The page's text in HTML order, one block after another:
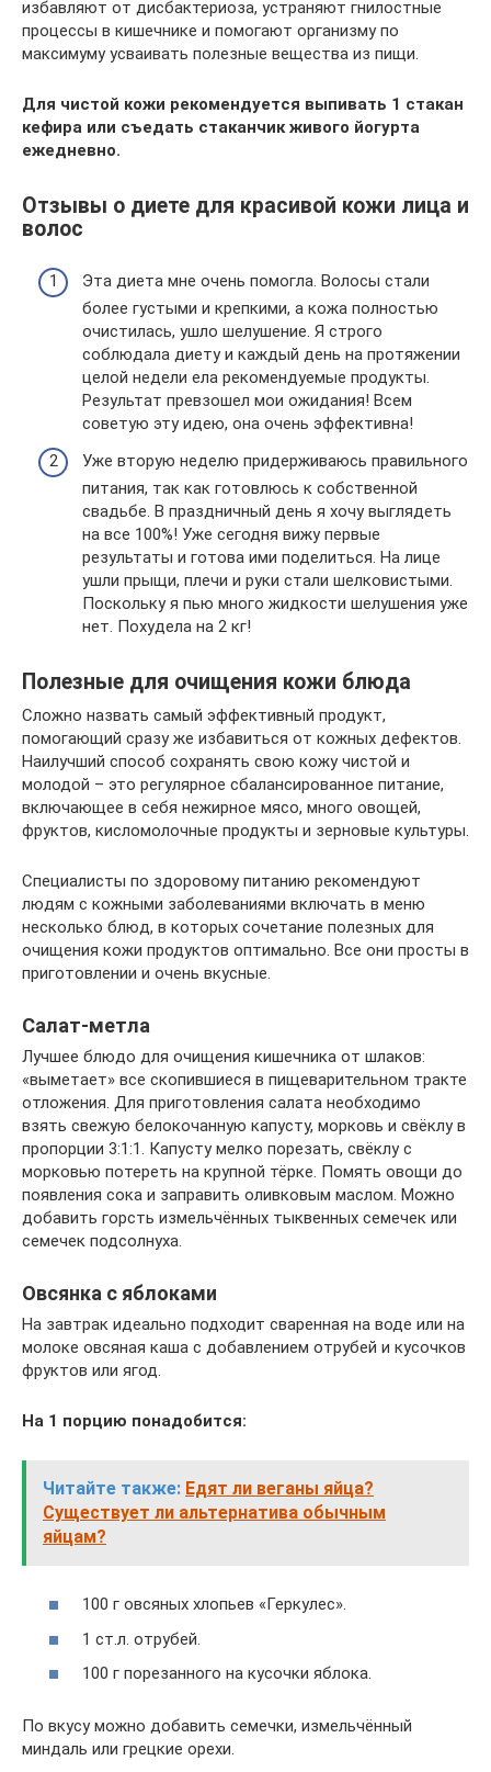
избавляют от дисбактериоза, устраняют гнилостные
процессы в кишечнике и помогают организму по
максимуму усваивать полезные вещества из пищи.
Для чистой кожи рекомендуется выпивать 1 стакан
кефира или съедать стаканчик живого йогурта
ежедневно.
Отзывы о диете для красивой кожи лица и
волос
Эта диета мне очень помогла. Волосы стали
более густыми и крепкими, а кожа полностью
очистилась, ушло шелушение. Я строго
соблюдала диету и каждый день на протяжении
целой недели ела рекомендуемые продукты.
Результат превзошел мои ожидания! Всем
советую эту идею, она очень эффективна!
Уже вторую неделю придерживаюсь правильного
питания, так как готовлюсь к собственной
свадьбе. В праздничный день я хочу выглядеть
на все 100%! Уже сегодня вижу первые
результаты и готова ими поделиться. На лице
ушли прыщи, плечи и руки стали шелковистыми.
Поскольку я пью много жидкости шелушения уже
нет. Похудела на 2 кг!
Полезные для очищения кожи блюда
Сложно назвать самый эффективный продукт,
помогающий сразу же избавиться от кожных дефектов.
Наилучший способ сохранять свою кожу чистой и
молодой – это регулярное сбалансированное питание,
включающее в себя нежирное мясо, много овощей,
фруктов, кисломолочные продукты и зерновые культуры.
Специалисты по здоровому питанию рекомендуют
людям с кожными заболеваниями включать в меню
несколько блюд, в которых сочетание полезных для
очищения кожи продуктов оптимально. Все они просты в
приготовлении и очень вкусные.
Салат-метла
Лучшее блюдо для очищения кишечника от шлаков:
«выметает» все скопившиеся в пищеварительном тракте
отложения. Для приготовления салата необходимо
взять свежую белокочанную капусту, морковь и свёклу в
пропорции 3:1:1. Капусту мелко порезать, свёклу с
морковью потереть на крупной тёрке. Помять овощи до
появления сока и заправить оливковым маслом. Можно
добавить горсть измельчённых тыквенных семечек или
семечек подсолнуха.
Овсянка с яблоками
На завтрак идеально подходит сваренная на воде или на
молоке овсяная каша с добавлением отрубей и кусочков
фруктов или ягод.
На 1 порцию понадобится:
Читайте также: Едят ли веганы яйца?
Существует ли альтернатива обычным
яйцам?
100 г овсяных хлопьев «Геркулес».
1 ст.л. отрубей.
100 г порезанного на кусочки яблока.
По вкусу можно добавить семечки, измельчённый
миндаль или грецкие орехи.